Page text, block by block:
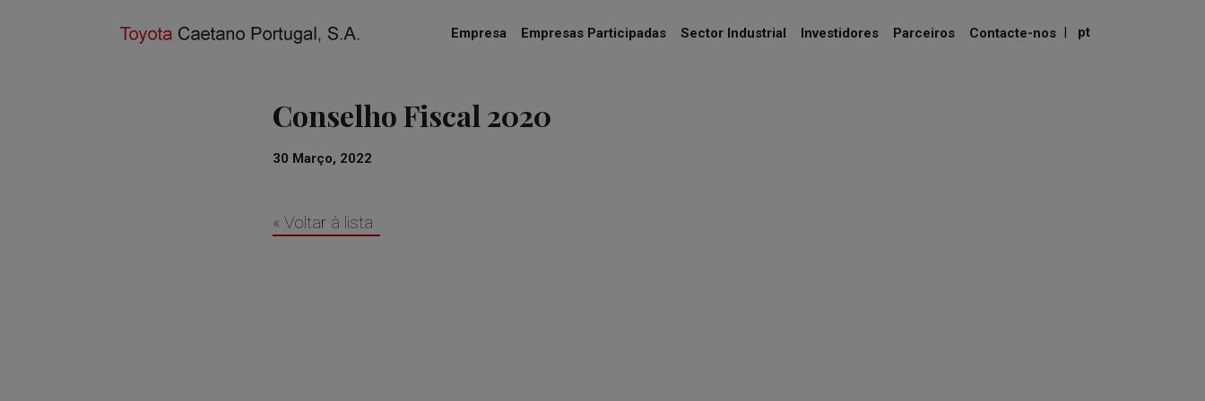
Empresa Empresas Participadas Sector Industrial Investidores Parceiros Contacte-nos | pt
Conselho Fiscal 2020
30 Março, 2022
« Voltar à lista